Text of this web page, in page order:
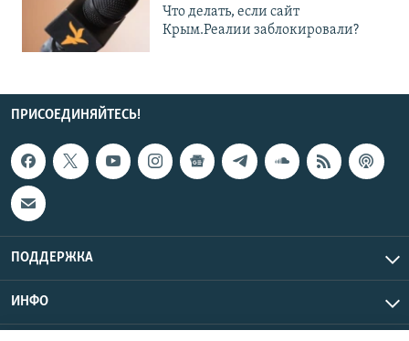
Что делать, если сайт
Крым.Реалии заблокировали?
ПРИСОЕДИНЯЙТЕСЬ!
ПОДДЕРЖКА
ИНФО